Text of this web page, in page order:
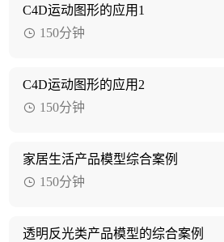
C4D运动图形的应用1
150分钟
C4D运动图形的应用2
150分钟
家居生活产品模型综合案例
150分钟
透明反光类产品模型的综合案例